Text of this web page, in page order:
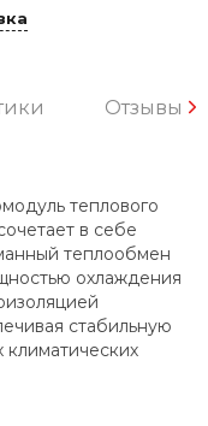
Отзывы
теплового
в себе
теплообмен
охлаждения
стабильную